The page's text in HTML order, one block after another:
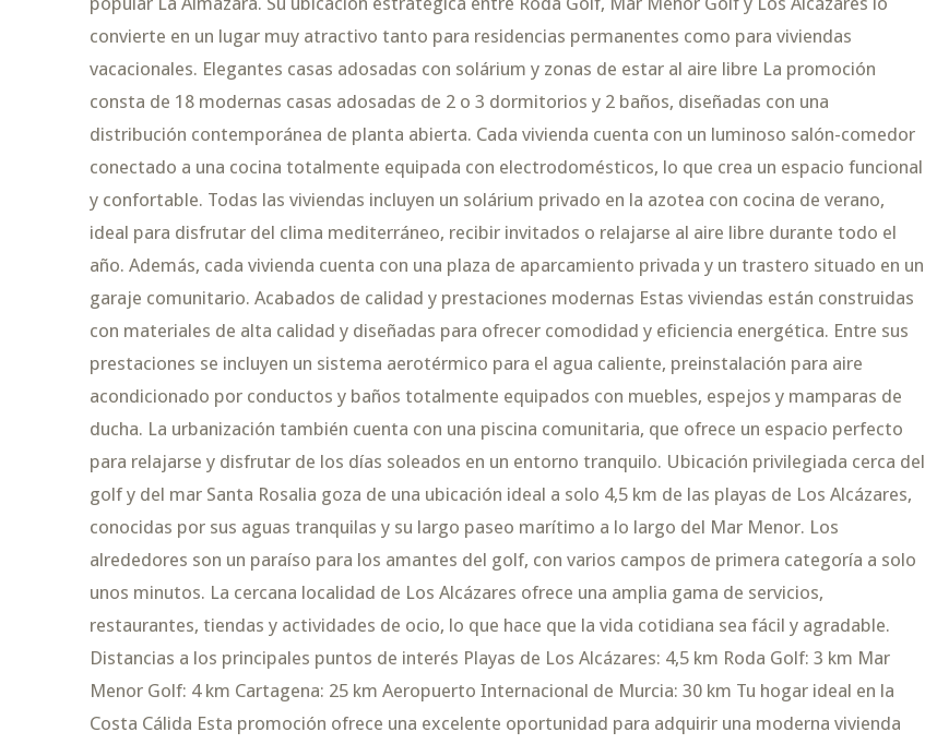
convierte en un lugar muy atractivo tanto para residencias permanentes como para viviendas
vacacionales. Elegantes casas adosadas con solárium y zonas de estar al aire libre La promoción
consta de 18 modernas casas adosadas de 2 o 3 dormitorios y 2 baños, diseñadas con una
distribución contemporánea de planta abierta. Cada vivienda cuenta con un luminoso salón-comedor
conectado a una cocina totalmente equipada con electrodomésticos, lo que crea un espacio funcional
y confortable. Todas las viviendas incluyen un solárium privado en la azotea con cocina de verano,
ideal para disfrutar del clima mediterráneo, recibir invitados o relajarse al aire libre durante todo el
año. Además, cada vivienda cuenta con una plaza de aparcamiento privada y un trastero situado en un
garaje comunitario. Acabados de calidad y prestaciones modernas Estas viviendas están construidas
con materiales de alta calidad y diseñadas para ofrecer comodidad y eficiencia energética. Entre sus
prestaciones se incluyen un sistema aerotérmico para el agua caliente, preinstalación para aire
acondicionado por conductos y baños totalmente equipados con muebles, espejos y mamparas de
ducha. La urbanización también cuenta con una piscina comunitaria, que ofrece un espacio perfecto
para relajarse y disfrutar de los días soleados en un entorno tranquilo. Ubicación privilegiada cerca del
golf y del mar Santa Rosalia goza de una ubicación ideal a solo 4,5 km de las playas de Los Alcázares,
conocidas por sus aguas tranquilas y su largo paseo marítimo a lo largo del Mar Menor. Los
alrededores son un paraíso para los amantes del golf, con varios campos de primera categoría a solo
unos minutos. La cercana localidad de Los Alcázares ofrece una amplia gama de servicios,
restaurantes, tiendas y actividades de ocio, lo que hace que la vida cotidiana sea fácil y agradable.
Distancias a los principales puntos de interés Playas de Los Alcázares: 4,5 km Roda Golf: 3 km Mar
Menor Golf: 4 km Cartagena: 25 km Aeropuerto Internacional de Murcia: 30 km Tu hogar ideal en la
Costa Cálida Esta promoción ofrece una excelente oportunidad para adquirir una moderna vivienda